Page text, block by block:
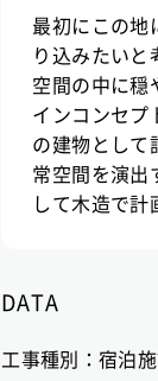
最初にこの地
り込みたい
空間の中に穏
インコンセプ
の建物として
常空間を演出
して木造で計
DATA
工事種別：宿泊